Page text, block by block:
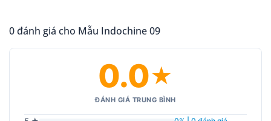
0 đánh giá cho Mẫu Indochine 09
0.0★
ĐÁNH GIÁ TRUNG BÌNH